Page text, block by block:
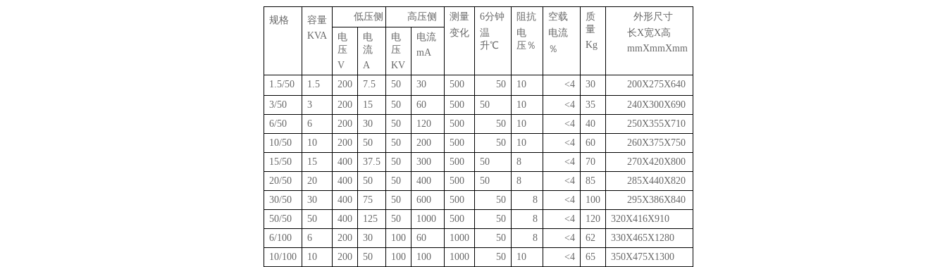
规格
容量
KVA
低压侧 高压侧
测量
变化
6分钟
温
升℃
阻抗
电
压％
空载
电流
％
质
量
Kg
外形尺寸
长Х宽Х高
mmХmmХmm
电
压
V
电
流
A
电
压
KV
电流
mA
1.5/50 1.5 200 7.5 50 30 500 50 10 <4 30 200Х275Х640
3/50
3 200 15 50 60 500 50 10 <4 35 240Х300Х690
6/50
6 200 30 50 120 500 50 10 <4 40 250Х355Х710
10/50
10 200 50 50 200 500 50 10 <4 60 260Х375Х750
15/50
15 400 37.5 50 300 500 50 8 <4 70 270Х420Х800
20/50
20 400 50 50 400 500 50 8 <4 85 285Х440Х820
30/50
30 400 75 50 600 500 50 8 <4 100 295Х386Х840
50/50
50 400 125 50 1000 500 50 8 <4 120 320Х416Х910
6/100
6 200 30 100 60 1000 50 8 <4 62 330Х465Х1280
10/100
10 200 50 100 100 1000 50 10 <4 65 350Х475Х1300